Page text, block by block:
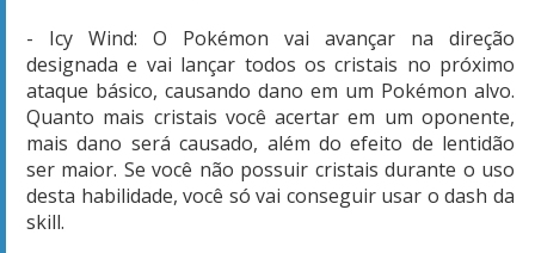
- Icy Wind: O Pokémon vai avançar na direção
designada e vai lançar todos os cristais no próximo
ataque básico, causando dano em um Pokémon alvo.
Quanto mais cristais você acertar em um oponente,
mais dano será causado, além do efeito de lentidão
ser maior. Se você não possuir cristais durante o uso
desta habilidade, você só vai conseguir usar o dash da
skill.